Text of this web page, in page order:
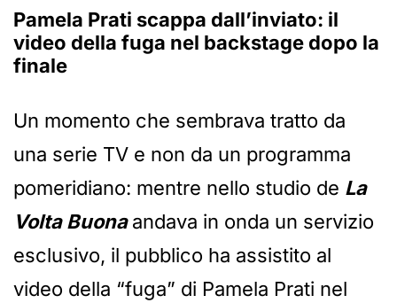
Pamela Prati scappa dall’inviato: il
video della fuga nel backstage dopo la
finale
Un momento che sembrava tratto da
una serie TV e non da un programma
pomeridiano: mentre nello studio de La
Volta Buonaandava in onda un servizio
esclusivo, il pubblico ha assistito al
video della “fuga” di Pamela Prati nel